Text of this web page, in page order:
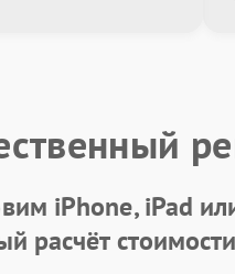
iPhone, iPad
расчёт